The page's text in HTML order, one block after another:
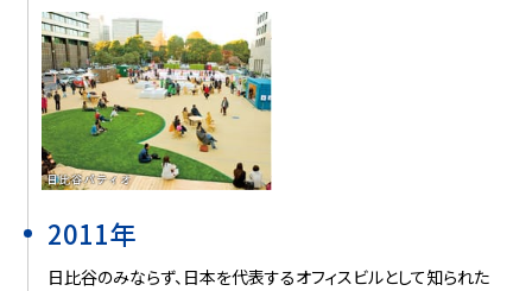
2011年
日比谷のみならず、日本を代表するオフィスビルとして知られた